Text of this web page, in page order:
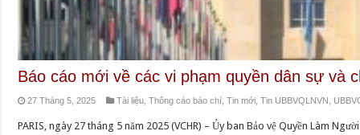
Báo cáo mới về các vi phạm quyền dân sự và
27 Tháng 5, 2025 Tài liệu ,Thông cáo báo chí ,Tin mới ,Tin UBBVQLNVN
PARIS, ngày 27 tháng 5 năm 2025 (VCHR) – Ủy ban Bảo vệ Quyền Làm